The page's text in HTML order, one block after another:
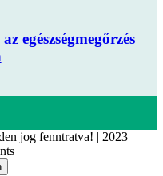
egészségmegőrzés
jog fenntratva! | 2023